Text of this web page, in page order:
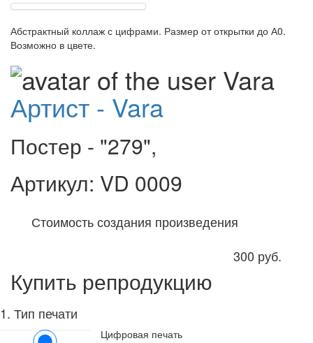
Абстрактный коллаж с цифрами. Размер от открытки до А0.
Возможно в цвете.
Артист - Vara
Постер - "279",
Артикул: VD 0009
Стоимость создания произведения
300 руб.
Купить репродукцию
1. Тип печати
Цифровая печать